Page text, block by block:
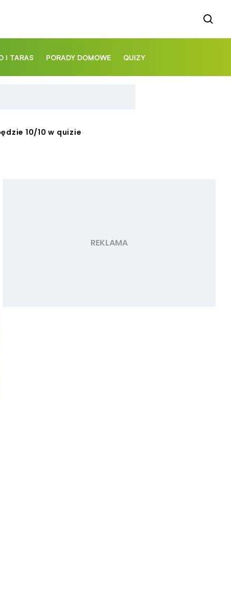
I TARAS PORADY DOMOWE QUIZY
10/10 w quizie